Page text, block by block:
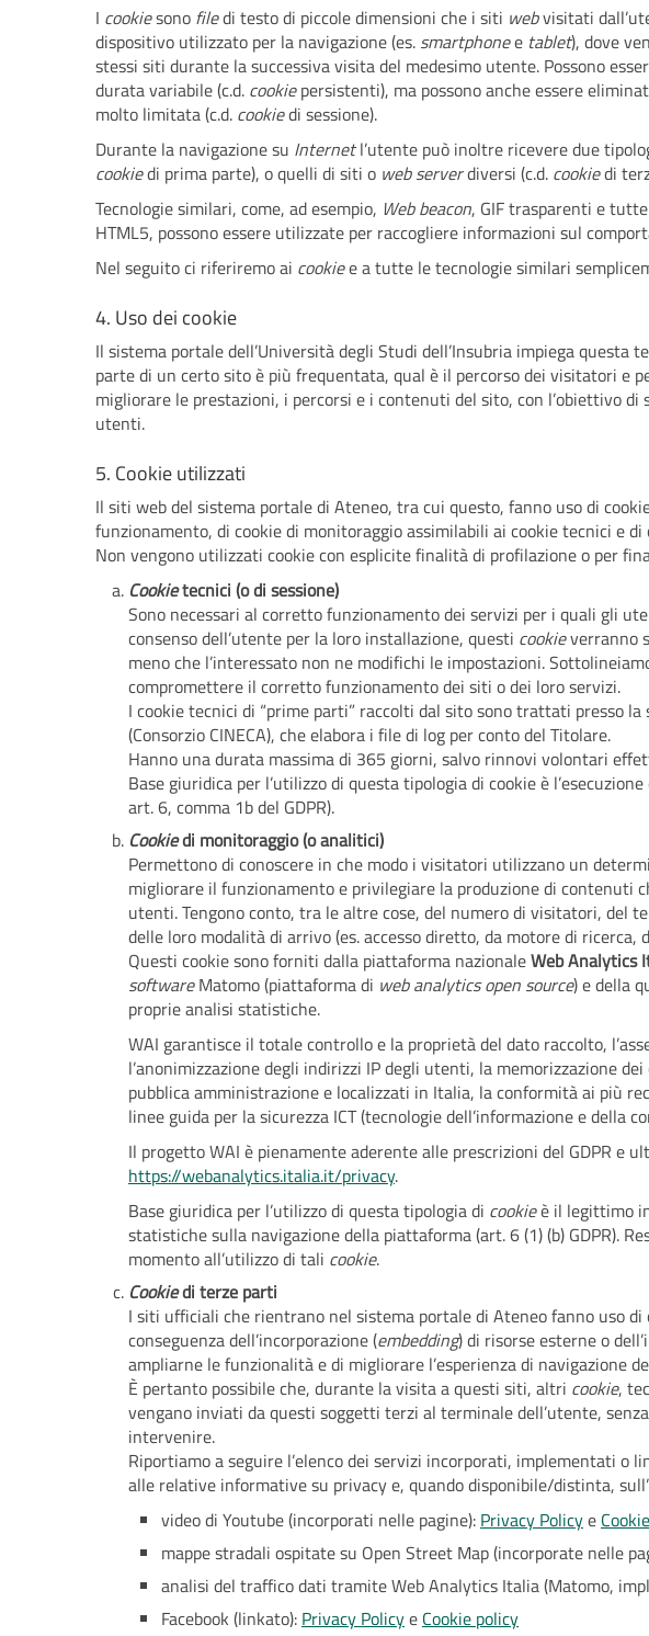
I cookiesono filedi testo di piccole dimensioni che i siti webvisitati
dispositivo utilizzato per la navigazione (es. smartphonee tablet), dove
stessi siti durante la successiva visita del medesimo utente. Possono
durata variabile (c.d. cookiepersistenti), ma possono anche essere
molto limitata (c.d. cookiedi sessione).
Durante la navigazione su Internetl’utente può inoltre ricevere due
cookiedi prima parte), o quelli di siti o web serverdiversi (c.d. cookiedi
Tecnologie similari, come, ad esempio, Web beacon, GIF trasparenti e
HTML5, possono essere utilizzate per raccogliere informazioni sul
Nel seguito ci riferiremo ai cookiee a tutte le tecnologie similari
4. Uso dei cookie
Il sistema portale dell’Università degli Studi dell’Insubria impiega questa
parte di un certo sito è più frequentata, qual è il percorso dei visitatori e
migliorare le prestazioni, i percorsi e i contenuti del sito, con l’obiettivo
utenti.
5. Cookie utilizzati
Il siti web del sistema portale di Ateneo, tra cui questo, fanno uso di
funzionamento, di cookie di monitoraggio assimilabili ai cookie tecnici e
Non vengono utilizzati cookie con esplicite finalità di profilazione o per
Cookietecnici (o di sessione)
Sono necessari al corretto funzionamento dei servizi per i quali gli
consenso dell’utente per la loro installazione, questi cookieverranno
meno che l’interessato non ne modifichi le impostazioni.
compromettere il corretto funzionamento dei siti o dei loro servizi.
I cookie tecnici di “prime parti” raccolti dal sito sono trattati presso
(Consorzio CINECA), che elabora i file di log per conto del Titolare.
Hanno una durata massima di 365 giorni, salvo rinnovi volontari
Base giuridica per l’utilizzo di questa tipologia di cookie è
art. 6, comma 1b del GDPR).
Cookiedi monitoraggio (o analitici)
Permettono di conoscere in che modo i visitatori utilizzano un
migliorare il funzionamento e privilegiare la produzione di contenuti
utenti. Tengono conto, tra le altre cose, del numero di visitatori, del
delle loro modalità di arrivo (es. accesso diretto, da motore di ricerca,
Questi cookie sono forniti dalla piattaforma nazionaleWeb Analytics
softwareMatomo (piattaforma di web analytics open source) e della
proprie analisi statistiche.
WAI garantisce il totale controllo e la proprietà del dato raccolto,
l’anonimizzazione degli indirizzi IP degli utenti, la memorizzazione
pubblica amministrazione e localizzati in Italia, la conformità ai più
linee guida per la sicurezza ICT (tecnologie dell’informazione e della
Il progetto WAI è pienamente aderente alle prescrizioni del GDPR e
https://webanalytics.italia.it/privacy.
Base giuridica per l’utilizzo di questa tipologia di cookieè il legittimo
statistiche sulla navigazione della piattaforma (art. 6 (1) (b) GDPR).
momento all’utilizzo di tali cookie.
Cookiedi terze parti
I siti ufficiali che rientrano nel sistema portale di Ateneo fanno uso
conseguenza dell’incorporazione (embedding) di risorse esterne o
ampliarne le funzionalità e di migliorare l’esperienza di navigazione
È pertanto possibile che, durante la visita a questi siti, altri cookie,
vengano inviati da questi soggetti terzi al terminale dell’utente,
intervenire.
Riportiamo a seguire l’elenco dei servizi incorporati, implementati o
alle relative informative su privacy e, quando disponibile/distinta,
video di Youtube (incorporati nelle pagine): Privacy Policye
mappe stradali ospitate su Open Street Map (incorporate nelle
analisi del traffico dati tramite Web Analytics Italia (Matomo,
Facebook (linkato): Privacy Policye Cookie policy